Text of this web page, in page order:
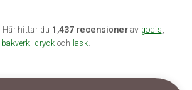
Här hittar du 1,437 recensionerav godis,
bakverk, dryckoch läsk.